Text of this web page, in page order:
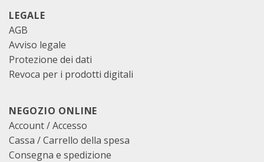
LEGALE
AGB
Avviso legale
Protezione dei dati
Revoca per i prodotti digitali
NEGOZIO ONLINE
Account / Accesso
Cassa /Carrello della spesa
Consegna e spedizione